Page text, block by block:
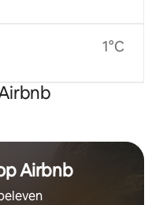
1°C
Airbnb